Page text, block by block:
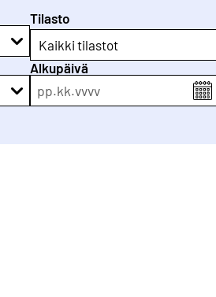
Tilasto
Kaikki tilastot
Alkupäivä
pp.kk.vvvv